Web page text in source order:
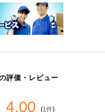
評価・レビュー
4.00 (1件)